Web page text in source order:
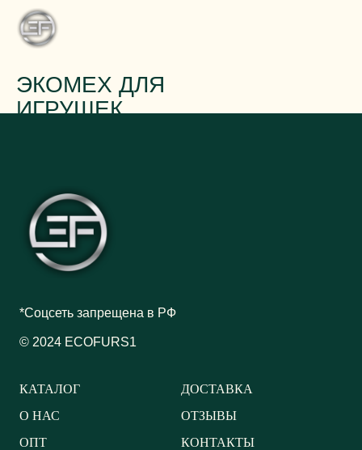
ЭКОМЕХ ДЛЯ
ИГРУШЕК
*Соцсеть запрещена в РФ
© 2024 ECOFURS1
КАТАЛОГ
О НАС
ОПТ
ДОСТАВКА
ОТЗЫВЫ
КОНТАКТЫ